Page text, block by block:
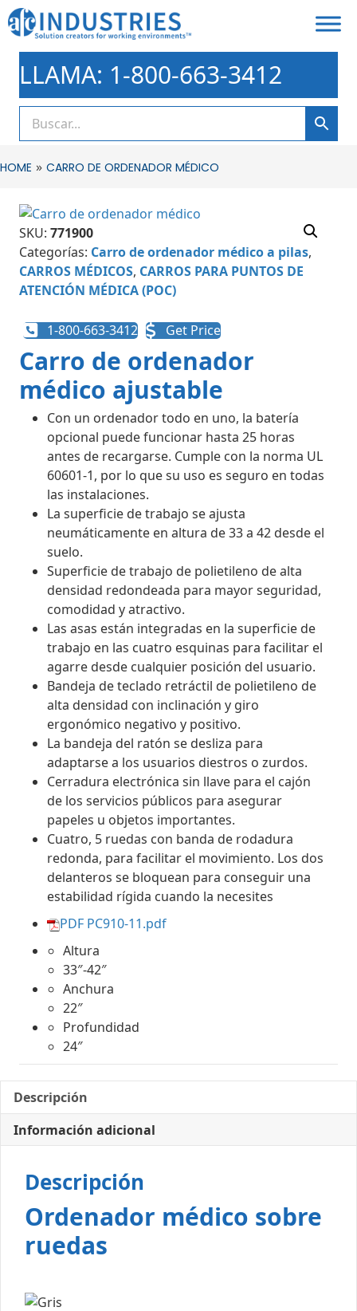
LLAMA: 1-800-663-3412
HOME » CARRO DE ORDENADOR MÉDICO
SKU: 771900
Categorías: Carro de ordenador médico a pilas,
CARROS MÉDICOS, CARROS PARA PUNTOS DE
ATENCIÓN MÉDICA (POC)
1-800-663-3412 Get Price
Carro de ordenador
médico ajustable
Con un ordenador todo en uno, la batería
opcional puede funcionar hasta 25 horas
antes de recargarse. Cumple con la norma UL
60601-1, por lo que su uso es seguro en todas
las instalaciones.
La superficie de trabajo se ajusta
neumáticamente en altura de 33 a 42 desde el
suelo.
Superficie de trabajo de polietileno de alta
densidad redondeada para mayor seguridad,
comodidad y atractivo.
Las asas están integradas en la superficie de
trabajo en las cuatro esquinas para facilitar el
agarre desde cualquier posición del usuario.
Bandeja de teclado retráctil de polietileno de
alta densidad con inclinación y giro
ergonómico negativo y positivo.
La bandeja del ratón se desliza para
adaptarse a los usuarios diestros o zurdos.
Cerradura electrónica sin llave para el cajón
de los servicios públicos para asegurar
papeles u objetos importantes.
Cuatro, 5 ruedas con banda de rodadura
redonda, para facilitar el movimiento. Los dos
delanteros se bloquean para conseguir una
estabilidad rígida cuando la necesites
PDF PC910-11.pdf
Altura
33″-42″
Anchura
22″
Profundidad
24″
Descripción
Información adicional
Descripción
Ordenador médico sobre
ruedas